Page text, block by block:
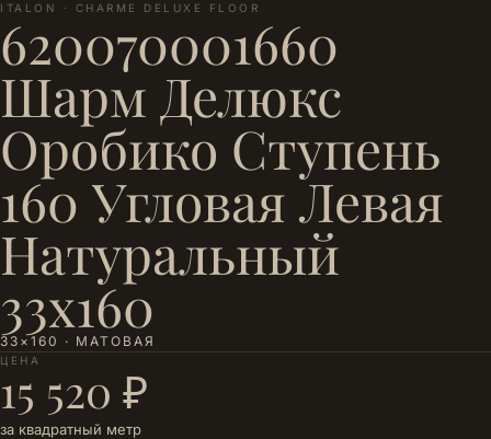
ITALON · CHARME DELUXE FLOOR
620070001660
Шарм Делюкс
Оробико Ступень
160 Угловая Левая
Натуральный
33х160
33×160 · МАТОВАЯ
ЦЕНА
15 520 ₽
за квадратный метр